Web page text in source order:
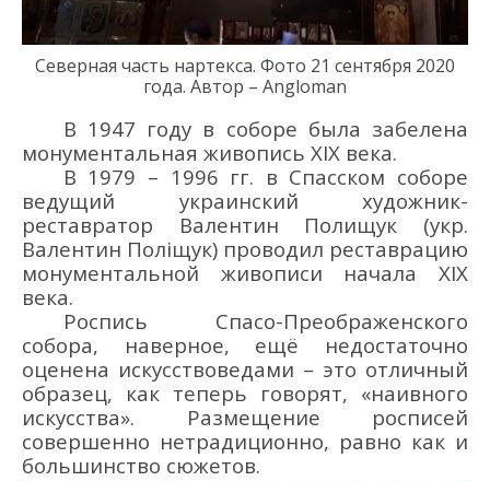
Северная часть нартекса. Фото 21 сентября 2020
года. Автор – Angloman
В 1947 году в соборе была забелена
монументальная живопись XIX века.
В 1979 – 1996 гг. в Спасском соборе
ведущий украинский художник-
реставратор Валентин Полищук (укр.
Валентин Поліщук) проводил реставрацию
монументальной живописи
начала XIX
века.
Роспись Спасо-Преображенского
собора, наверное, ещё недостаточно
оценена искусствоведами – это отличный
образец, как теперь говорят, «наивного
искусства». Размещение росписей
совершенно нетрадиционно, равно как и
большинство сюжетов.